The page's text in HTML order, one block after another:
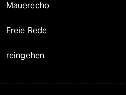
Mauerecho
Freie Rede
reingehen